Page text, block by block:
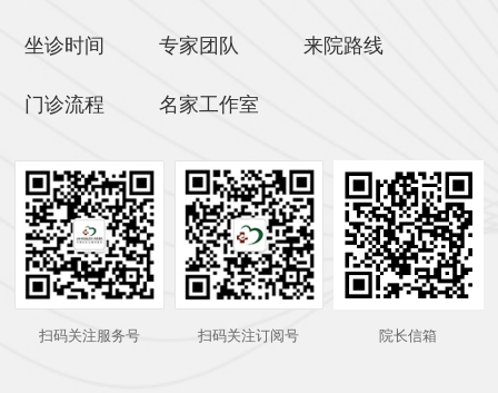
坐诊时间
门诊流程
专家团队
名家工作室
来院路线
扫码关注服务号 扫码关注订阅号 院长信箱